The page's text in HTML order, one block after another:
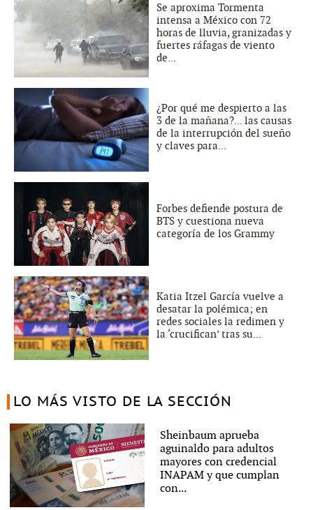
Se aproxima Tormenta
intensa a México con 72
horas de lluvia, granizadas y
fuertes ráfagas de viento
de...
¿Por qué me despierto a las
3 de la mañana?... las causas
de la interrupción del sueño
y claves para...
Forbes defiende postura de
BTS y cuestiona nueva
categoría de los Grammy
Katia Itzel García vuelve a
desatar la polémica; en
redes sociales la redimen y
la ‘crucifican’ tras su...
LO MÁS VISTO DE LA SECCIÓN
Sheinbaum aprueba
aguinaldo para adultos
mayores con credencial
INAPAM y que cumplan
con...